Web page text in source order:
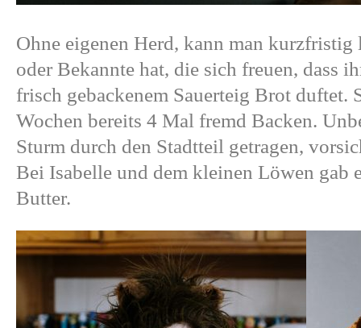
Ohne eigenen Herd, kann man kurzfristig
oder Bekannte hat, die sich freuen, dass
frisch gebackenem Sauerteig Brot duftet.
Wochen bereits 4 Mal fremd Backen.
Sturm durch den Stadtteil getragen,
Bei Isabelle und dem kleinen Löwen gab
Butter.